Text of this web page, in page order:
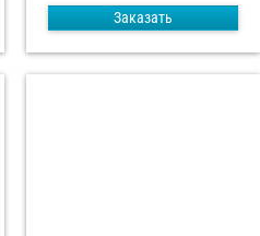
Заказать